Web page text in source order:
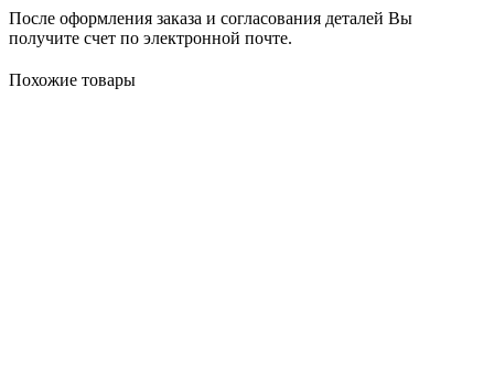
После оформления заказа и согласования деталей Вы
получите счет по электронной почте.
Похожие товары